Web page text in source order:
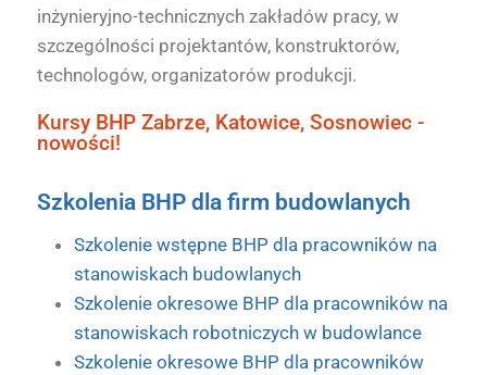
inżynieryjno-technicznych zakładów pracy, w
szczególności projektantów, konstruktorów,
technologów, organizatorów produkcji.
Kursy BHP Zabrze, Katowice, Sosnowiec -
nowości!
Szkolenia BHP dla firm budowlanych
Szkolenie wstępne BHP dla pracowników na
stanowiskach budowlanych
Szkolenie okresowe BHP dla pracowników na
stanowiskach robotniczych w budowlance
Szkolenie okresowe BHP dla pracowników